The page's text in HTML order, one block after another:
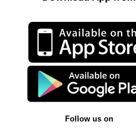
Follow us on